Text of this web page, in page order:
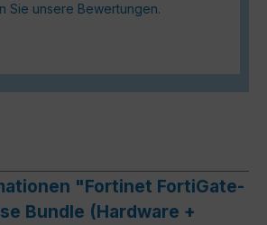
Sie unsere Bewertungen.
"Fortinet FortiGate-
Bundle (Hardware +